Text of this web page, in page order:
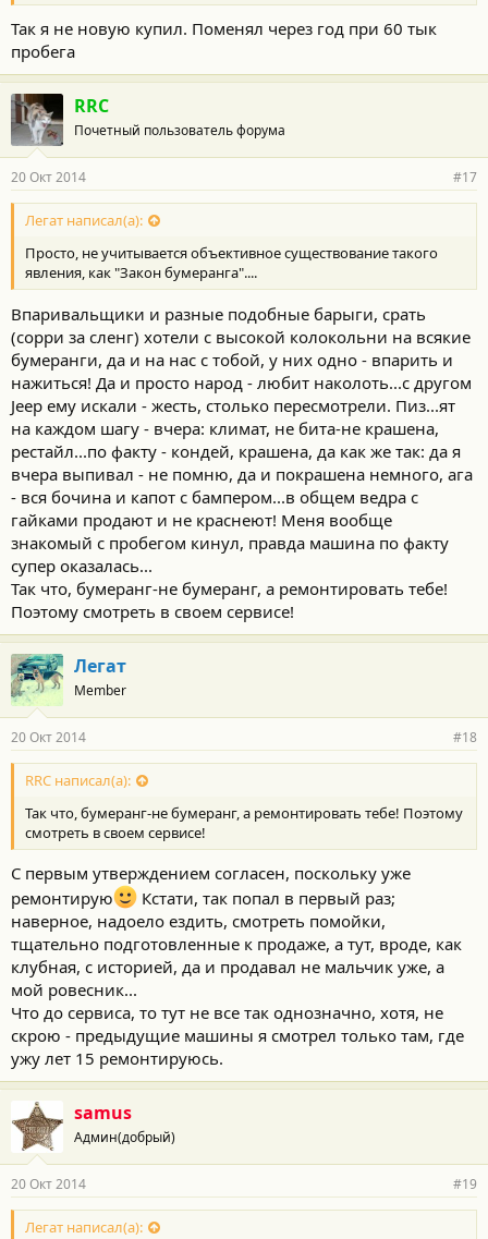
Так я не новую купил. Поменял через год при 60 тык
пробега
RRC
Почетный пользователь форума
20 Окт 2014 #17
Легат написал(а):
Просто, не учитывается объективное существование такого
явления, как "Закон бумеранга"....
Впаривальщики и разные подобные барыги, срать
(сорри за сленг) хотели с высокой колокольни на всякие
бумеранги, да и на нас с тобой, у них одно - впарить и
нажиться! Да и просто народ - любит наколоть...с другом
Jeep ему искали - жесть, столько пересмотрели. Пиз...ят
на каждом шагу - вчера: климат, не бита-не крашена,
рестайл...по факту - кондей, крашена, да как же так: да я
вчера выпивал - не помню, да и покрашена немного, ага
- вся бочина и капот с бампером...в общем ведра с
гайками продают и не краснеют! Меня вообще
знакомый с пробегом кинул, правда машина по факту
супер оказалась...
Так что, бумеранг-не бумеранг, а ремонтировать тебе!
Поэтому смотреть в своем сервисе!
Легат
Member
20 Окт 2014 #18
RRC написал(а):
Так что, бумеранг-не бумеранг, а ремонтировать тебе! Поэтому
смотреть в своем сервисе!
С первым утверждением согласен, поскольку уже
ремонтирую
Кстати, так попал в первый раз;
наверное, надоело ездить, смотреть помойки,
тщательно подготовленные к продаже, а тут, вроде, как
клубная, с историей, да и продавал не мальчик уже, а
мой ровесник...
Что до сервиса, то тут не все так однозначно, хотя, не
скрою - предыдущие машины я смотрел только там, где
ужу лет 15 ремонтируюсь.
samus
Админ(добрый)
20 Окт 2014 #19
Легат написал(а):